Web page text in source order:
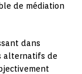
de médiation
dans
alternatifs de